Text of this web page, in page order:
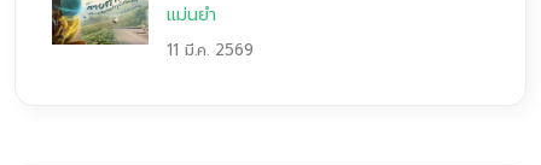
แม่นยำ
11 มี.ค. 2569